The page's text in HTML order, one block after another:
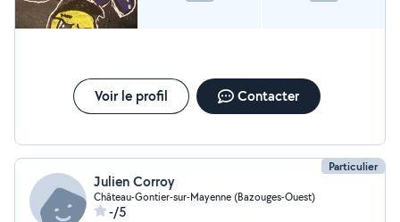
Voir le profil Contacter
Particulier
Julien Corroy
Château-Gontier-sur-Mayenne (Bazouges-Ouest)
-/5